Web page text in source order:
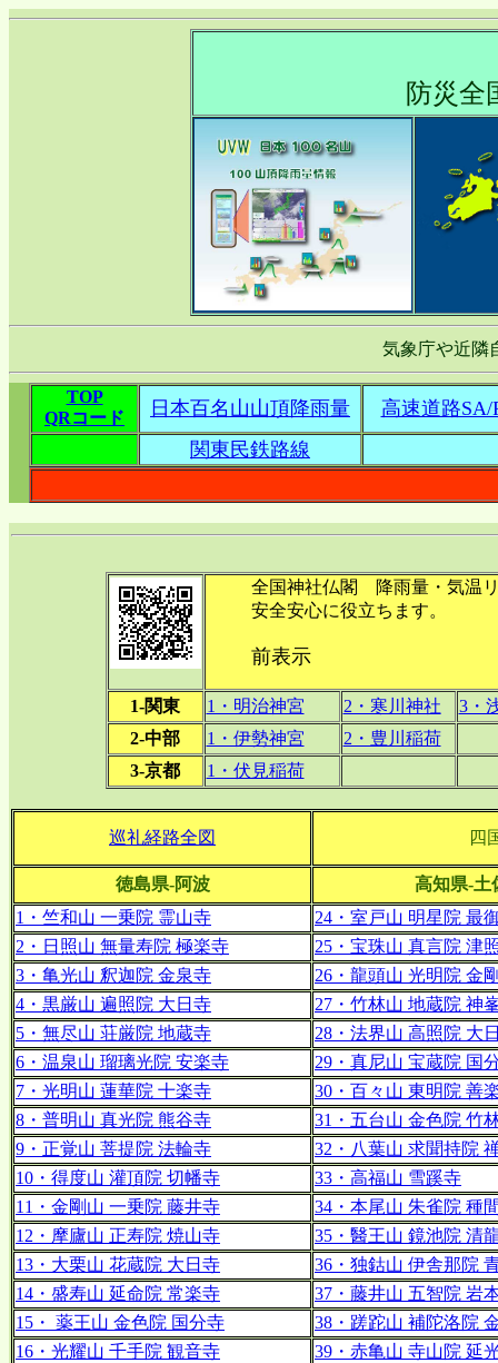
防災全
気象庁や近隣
TOP
QRコード
日本百名山山頂降雨量
高速道路SA/
関東民鉄路線
全国神社仏閣 降雨量・気温
安全安心に役立ちます。
前表示
1-関東 1・明治神宮 2・寒川神社
3・
2-中部
1・伊勢神宮
2・豊川稲荷
3-京都
1・伏見稲荷
巡礼経路全図
徳島県-阿波
高知県-土
1・竺和山 一乗院 霊山寺
24・室戸山 明星院 最
2・日照山 無量寿院 極楽寺
25・宝珠山 真言院 津
3・亀光山 釈迦院 金泉寺
26・龍頭山 光明院 金
4・黒厳山 遍照院 大日寺
27・竹林山 地蔵院 神
5・無尽山 荘厳院 地蔵寺
28・法界山 高照院 大
6・温泉山 瑠璃光院 安楽寺
29・真尼山 宝蔵院 国
7・光明山 蓮華院 十楽寺
30・百々山 東明院 善
8・普明山 真光院 熊谷寺
31・五台山 金色院 竹
9・正覚山 菩提院 法輪寺
32・八葉山 求聞持院
10・得度山 灌頂院 切幡寺
33・高福山 雪蹊寺
11・金剛山 一乗院 藤井寺
34・本尾山 朱雀院 種
12・摩廬山 正寿院 焼山寺
35・醫王山 鏡池院 清
13・大栗山 花蔵院 大日寺
36・独鈷山 伊舎那院
14・盛寿山 延命院 常楽寺
37・藤井山 五智院 岩
15・ 薬王山 金色院 国分寺
38・蹉跎山 補陀洛院
16・光耀山 千手院 観音寺
39・赤亀山 寺山院 延